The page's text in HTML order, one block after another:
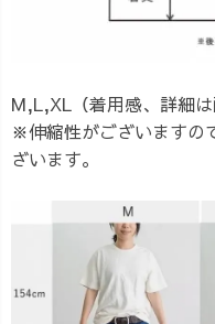
M,L,XL（着用感、詳細は
※伸縮性がございますの
ざいます。